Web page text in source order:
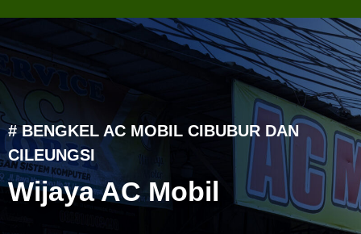
# BENGKEL AC MOBIL CIBUBUR DAN
CILEUNGSI
Wijaya AC Mobil